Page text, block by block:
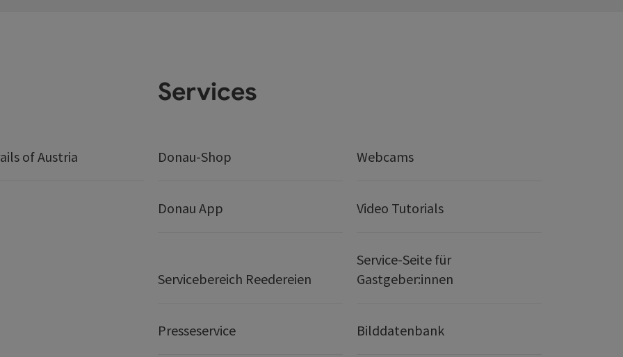
of Austria
Services
Donau-Shop Webcams
Donau App Video Tutorials
Servicebereich Reedereien
Service-Seite für
Gastgeber:innen
Presseservice Bilddatenbank